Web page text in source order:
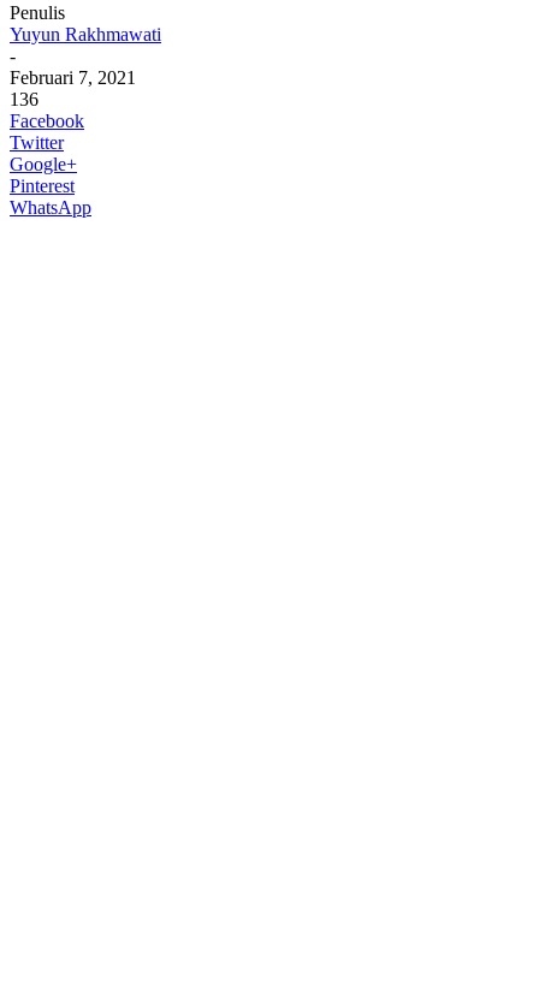
Penulis
Yuyun Rakhmawati
-
Februari 7, 2021
136
Facebook
Twitter
Google+
Pinterest
WhatsApp